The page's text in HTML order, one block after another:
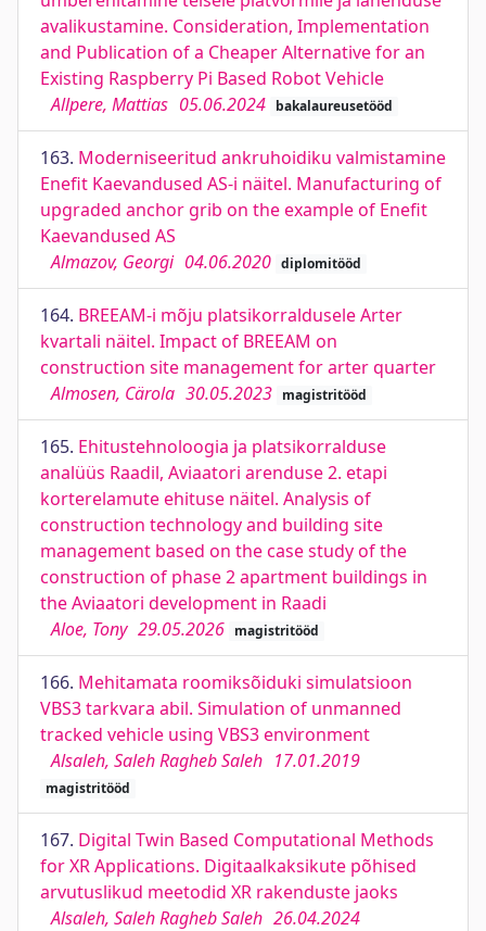
avalikustamine. Consideration, Implementation
and Publication of a Cheaper Alternative for an
Existing Raspberry Pi Based Robot Vehicle
Allpere, Mattias 05.06.2024 bakalaureusetööd
163. Moderniseeritud ankruhoidiku valmistamine
Enefit Kaevandused AS-i näitel. Manufacturing of
upgraded anchor grib on the example of Enefit
Kaevandused AS
Almazov, Georgi 04.06.2020 diplomitööd
164. BREEAM-i mõju platsikorraldusele Arter
kvartali näitel. Impact of BREEAM on
construction site management for arter quarter
Almosen, Cärola 30.05.2023 magistritööd
165. Ehitustehnoloogia ja platsikorralduse
analüüs Raadil, Aviaatori arenduse 2. etapi
korterelamute ehituse näitel. Analysis of
construction technology and building site
management based on the case study of the
construction of phase 2 apartment buildings in
the Aviaatori development in Raadi
Aloe, Tony 29.05.2026 magistritööd
166. Mehitamata roomiksõiduki simulatsioon
VBS3 tarkvara abil. Simulation of unmanned
tracked vehicle using VBS3 environment
Alsaleh, Saleh Ragheb Saleh 17.01.2019
magistritööd
167. Digital Twin Based Computational Methods
for XR Applications. Digitaalkaksikute põhised
arvutuslikud meetodid XR rakenduste jaoks
Alsaleh, Saleh Ragheb Saleh 26.04.2024